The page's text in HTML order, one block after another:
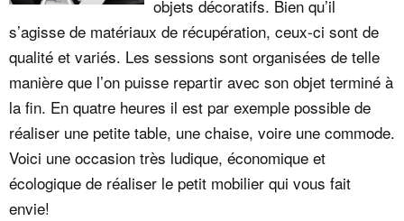
objets décoratifs. Bien qu’il
s’agisse de matériaux de récupération, ceux-ci sont de
qualité et variés. Les sessions sont organisées de telle
manière que l’on puisse repartir avec son objet terminé à
la fin. En quatre heures il est par exemple possible de
réaliser une petite table, une chaise, voire une commode.
Voici une occasion très ludique, économique et
écologique de réaliser le petit mobilier qui vous fait
envie!